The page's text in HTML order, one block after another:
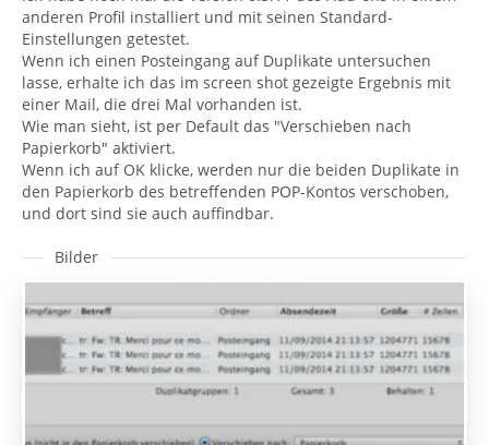
anderen Profil installiert und mit seinen Standard-
Einstellungen getestet.
Wenn ich einen Posteingang auf Duplikate untersuchen
lasse, erhalte ich das im screen shot gezeigte Ergebnis mit
einer Mail, die drei Mal vorhanden ist.
Wie man sieht, ist per Default das "Verschieben nach
Papierkorb" aktiviert.
Wenn ich auf OK klicke, werden nur die beiden Duplikate in
den Papierkorb des betreffenden POP-Kontos verschoben,
und dort sind sie auch auffindbar.
Bilder